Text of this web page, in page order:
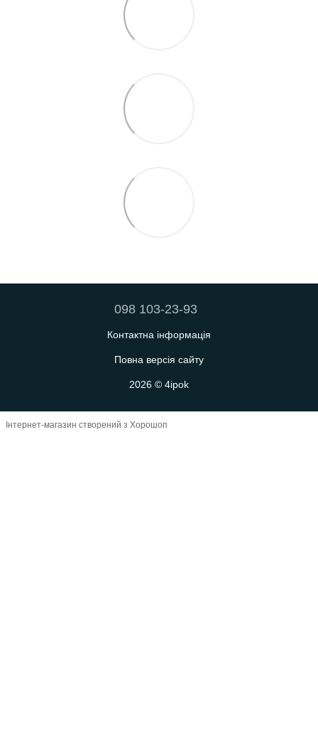
098 103-23-93
Контактна інформація
Повна версія сайту
2026 © 4ipok
Інтернет-магазин створений з Хорошоп